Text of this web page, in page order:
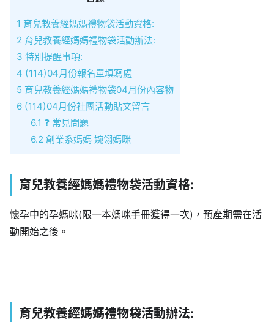
1 育兒教養經媽媽禮物袋活動資格:
2 育兒教養經媽媽禮物袋活動辦法:
3 特別提醒事項:
4 (114)04月份報名單填寫處
5 育兒教養經媽媽禮物袋04月份內容物
6 (114)04月份社團活動貼文留言
6.1 ❓ 常見問題
6.2 創業系媽媽 婉翎媽咪
育兒教養經媽媽禮物袋活動資格:
懷孕中的孕媽咪(限一本媽咪手冊獲得一次)，預產期需在活
動開始之後。
育兒教養經媽媽禮物袋活動辦法: